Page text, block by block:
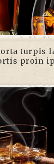
turpis
proin